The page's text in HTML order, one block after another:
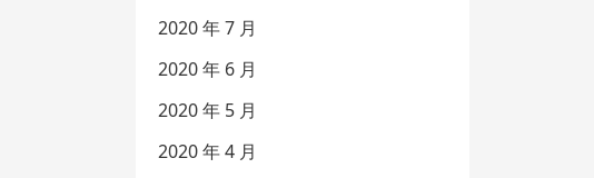
2020 年 7 月
2020 年 6 月
2020 年 5 月
2020 年 4 月